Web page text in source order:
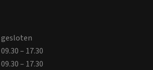
gesloten
09.30 – 17.30
09.30 – 17.30